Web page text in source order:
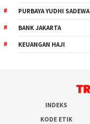
PURBAYA YUDHI SADEWA
BANK JAKARTA
KEUANGAN HAJI
INDEKS
KODE ETIK